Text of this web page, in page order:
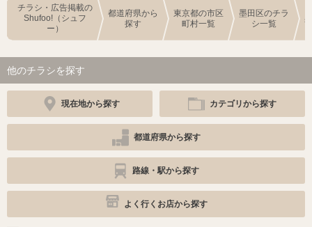
チラシ・広告掲載の
Shufoo!（シュフ
ー）
都道府県から
探す
東京都の市区
町村一覧
墨田区のチラ
シ一覧
他のチラシを探す
現在地から探す カテゴリから探す
都道府県から探す
路線・駅から探す
よく行くお店から探す